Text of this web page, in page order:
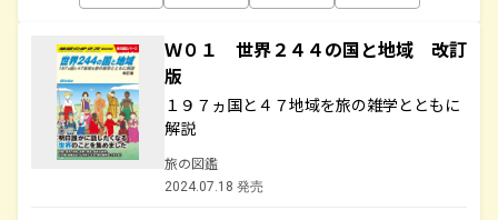
Ｗ０１ 世界２４４の国と地域 改訂
版
１９７ヵ国と４７地域を旅の雑学とともに
解説
旅の図鑑
2024.07.18 発売